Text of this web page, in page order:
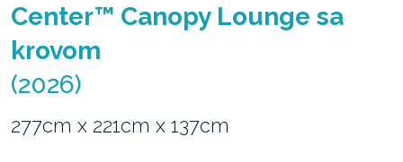
Center™ Canopy Lounge sa
krovom
(2026)
277cm x 221cm x 137cm